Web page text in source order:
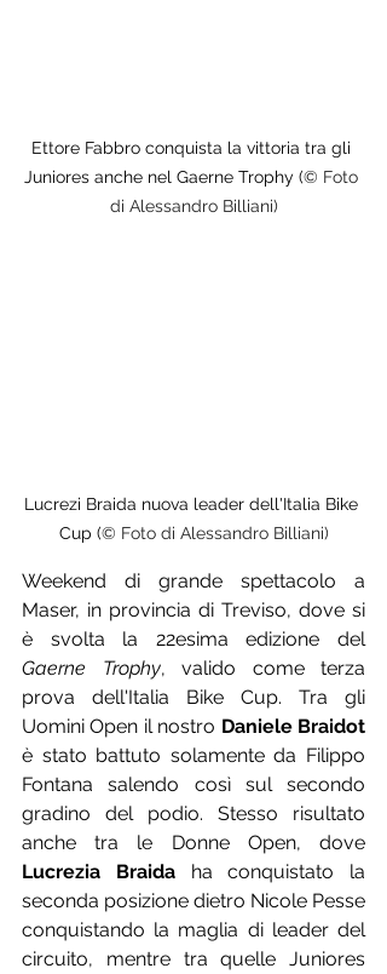
Ettore Fabbro conquista la vittoria tra gli
Juniores anche nel Gaerne Trophy (© Foto
di Alessandro Billiani)
Lucrezi Braida nuova leader dell'Italia Bike
Cup (© Foto di Alessandro Billiani)
Weekend di grande spettacolo a
Maser, in provincia di Treviso, dove si
Gaerne Trophy, valido come terza
prova dell'Italia Bike Cup. Tra gli
Uomini Open il nostro Daniele Braidot
è stato battuto solamente da Filippo
Fontana salendo così sul secondo
gradino del podio. Stesso risultato
Lucrezia Braida ha conquistato la
seconda posizione dietro Nicole Pesse
conquistando la maglia di leader del